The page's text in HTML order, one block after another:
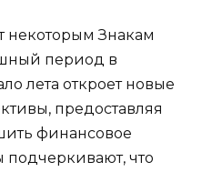
некоторым Знакам
период в
лета откроет новые
предоставляя
финансовое
подчеркивают, что